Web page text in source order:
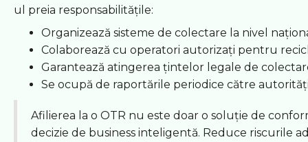
ul preia responsabilitățile:
Organizează sisteme de colectare la nivel
Colaborează cu operatori autorizați pentru
Garantează atingerea țintelor legale de
Se ocupă de raportările periodice către
Afilierea la o OTR nu este doar o soluție de
decizie de business inteligentă. Reduce riscurile